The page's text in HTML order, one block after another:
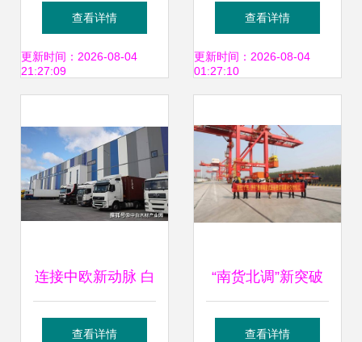
联运”助力企业产销
畅通
查看详情
更新时间：2026-08-04
21:27:09
铁联运领航——中
远海控多式联运解
查看详情
更新时间：2026-08-04
01:27:10
连接中欧新动脉 白
罗斯国际运输推出
查看详情
“南货北调”新突破
首批广东瓷砖建材
查看详情